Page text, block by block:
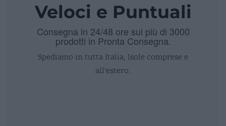
Veloci e Puntuali
Consegna in 24/48 ore sui più di 3000
prodotti in Pronta Consegna.
Spediamo in tutta Italia, Isole comprese e
all’estero.